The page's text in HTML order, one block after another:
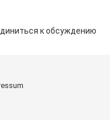
к обсуждению